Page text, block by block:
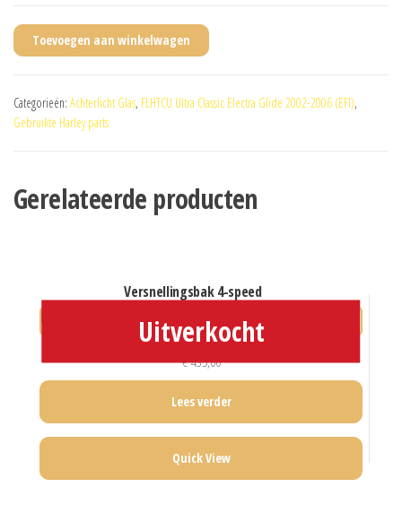
Toevoegen aan winkelwagen
Categorieën: Achterlicht Glas, FLHTCU Ultra Classic Electra Glide 2002-2006 (EFI),
Gebruikte Harley parts
Gerelateerde producten
versnellingsbak 4-speed
€435,00
Lees verder
Quick View